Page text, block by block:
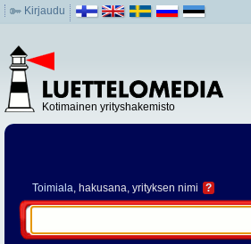
Kirjaudu
Kotimainen yrityshakemisto
Toimiala, hakusana, yrityksen nimi ?